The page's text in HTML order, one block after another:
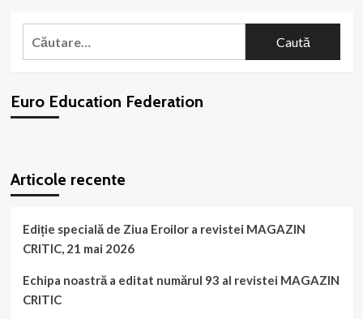
Caută
Euro Education Federation
Articole recente
Ediție specială de Ziua Eroilor a revistei MAGAZIN
CRITIC, 21 mai 2026
Echipa noastră a editat numărul 93 al revistei MAGAZIN
CRITIC